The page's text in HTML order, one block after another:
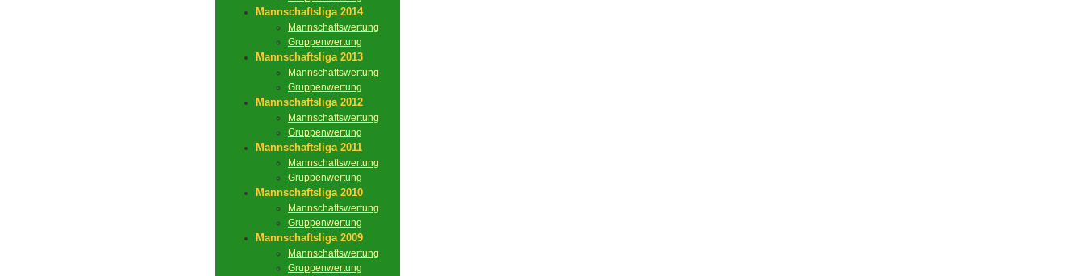
Mannschaftsliga 2014
Mannschaftswertung
Gruppenwertung
Mannschaftsliga 2013
Mannschaftswertung
Gruppenwertung
Mannschaftsliga 2012
Mannschaftswertung
Gruppenwertung
Mannschaftsliga 2011
Mannschaftswertung
Gruppenwertung
Mannschaftsliga 2010
Mannschaftswertung
Gruppenwertung
Mannschaftsliga 2009
Mannschaftswertung
Gruppenwertung